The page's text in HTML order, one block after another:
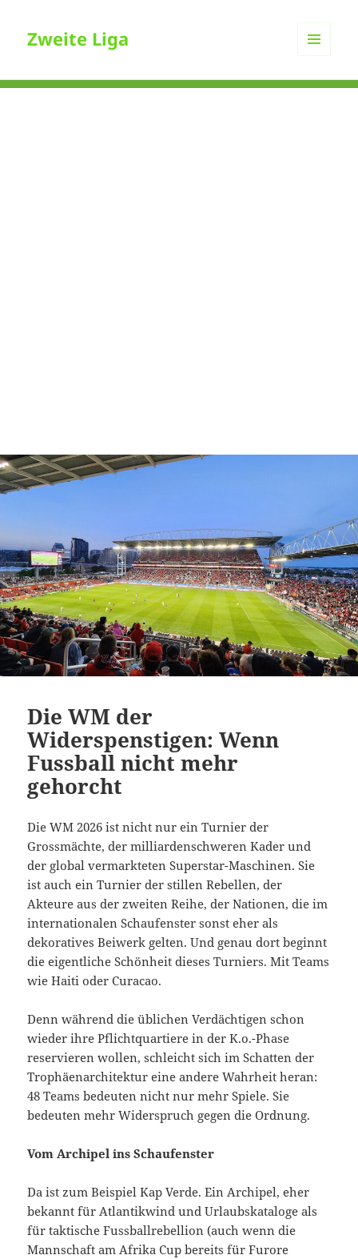
Zweite Liga
WIDGETS
Die WM der
Widerspenstigen: Wenn
Fussball nicht mehr
gehorcht
Die WM 2026 ist nicht nur ein Turnier der
Grossmächte, der milliardenschweren Kader und
der global vermarkteten Superstar-Maschinen. Sie
ist auch ein Turnier der stillen Rebellen, der
Akteure aus der zweiten Reihe, der Nationen, die im
internationalen Schaufenster sonst eher als
dekoratives Beiwerk gelten. Und genau dort beginnt
die eigentliche Schönheit dieses Turniers. Mit Teams
wie Haiti oder Curacao.
Denn während die üblichen Verdächtigen schon
wieder ihre Pflichtquartiere in der K.o.-Phase
reservieren wollen, schleicht sich im Schatten der
Trophäenarchitektur eine andere Wahrheit heran:
48 Teams bedeuten nicht nur mehr Spiele. Sie
bedeuten mehr Widerspruch gegen die Ordnung.
Vom Archipel ins Schaufenster
Da ist zum Beispiel Kap Verde. Ein Archipel, eher
bekannt für Atlantikwind und Urlaubskataloge als
für taktische Fussballrebellion (auch wenn die
Mannschaft am Afrika Cup bereits für Furore